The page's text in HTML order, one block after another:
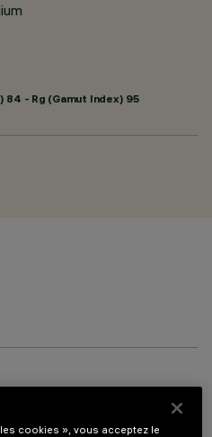
- Rg (Gamut Index) 95
cookies », vous acceptez le